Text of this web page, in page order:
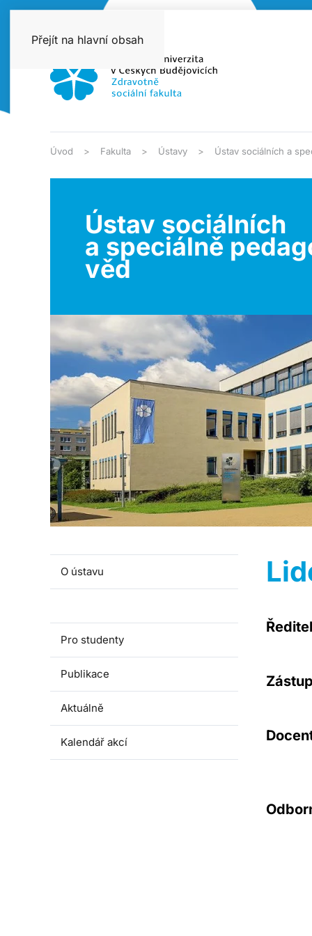
Přejít na hlavní obsah
Úvod Fakulta Ústavy Ústav sociálních a
Ústav sociálních
a speciálně
věd
O ústavu
Pro studenty
Publikace
Aktuálně
Kalendář akcí
Ředitel